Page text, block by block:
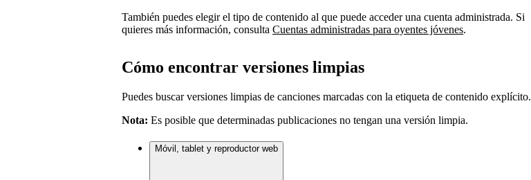
También puedes elegir el tipo de contenido al que puede acceder una cuenta administrada. Si
quieres más información, consulta Cuentas administradas para oyentes jóvenes.
Cómo encontrar versiones limpias
Puedes buscar versiones limpias de canciones marcadas con la etiqueta de contenido explícito.
Nota: Es posible que determinadas publicaciones no tengan una versión limpia.
Móvil, tablet y reproductor web